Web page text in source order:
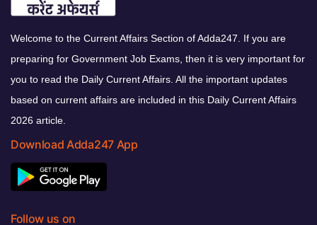
Welcome to the Current Affairs Section of Adda247. If you are
preparing for Government Job Exams, then it is very important for
you to read the Daily Current Affairs. All the important updates
based on current affairs are included in this Daily Current Affairs
2026 article.
Download Adda247 App
Follow us on